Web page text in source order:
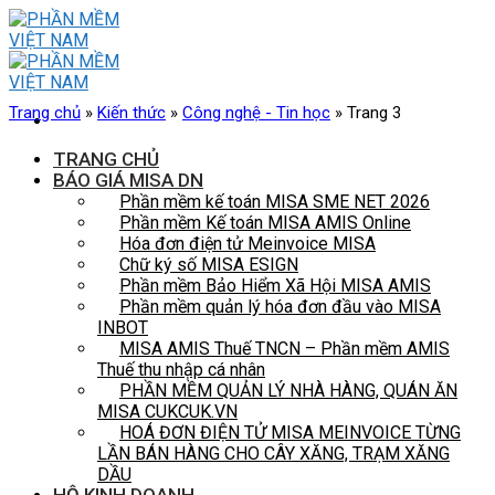
Skip
to
content
TRANG CHỦ
BÁO GIÁ MISA DN
Phần mềm kế toán MISA SME NET 2026
Phần mềm Kế toán MISA AMIS Online
Hóa đơn điện tử Meinvoice MISA
Chữ ký số MISA ESIGN
Phần mềm Bảo Hiểm Xã Hội MISA AMIS
Phần mềm quản lý hóa đơn đầu vào MISA
INBOT
MISA AMIS Thuế TNCN – Phần mềm AMIS
Thuế thu nhập cá nhân
PHẦN MỀM QUẢN LÝ NHÀ HÀNG, QUÁN ĂN
MISA CUKCUK.VN
HOÁ ĐƠN ĐIỆN TỬ MISA MEINVOICE TỪNG
LẦN BÁN HÀNG CHO CÂY XĂNG, TRẠM XĂNG
DẦU
Trang chủ » Kiến thức » Công nghệ - Tin học » Trang 3